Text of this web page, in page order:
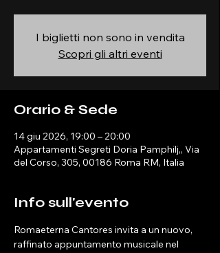
I biglietti non sono in vendita
Scopri gli altri eventi
Orario & Sede
14 giu 2026, 19:00 – 20:00
Appartamenti Segreti Doria Pamphilj,, Via
del Corso, 305, 00186 Roma RM, Italia
Info sull'evento
Romaeterna Cantores invita a un nuovo,
raffinato appuntamento musicale nel